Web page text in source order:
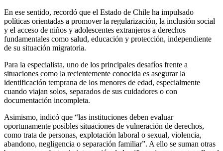
En ese sentido, recordó que el Estado de Chile ha impulsado
políticas orientadas a promover la regularización, la inclusión social
y el acceso de niños y adolescentes extranjeros a derechos
fundamentales como salud, educación y protección, independiente
de su situación migratoria.
Para la especialista, uno de los principales desafíos frente a
situaciones como la recientemente conocida es asegurar la
identificación temprana de los menores de edad, especialmente
cuando viajan solos, separados de sus cuidadores o con
documentación incompleta.
Asimismo, indicó que “las instituciones deben evaluar
oportunamente posibles situaciones de vulneración de derechos,
como trata de personas, explotación laboral o sexual, violencia,
abandono, negligencia o separación familiar”. A ello se suman otras